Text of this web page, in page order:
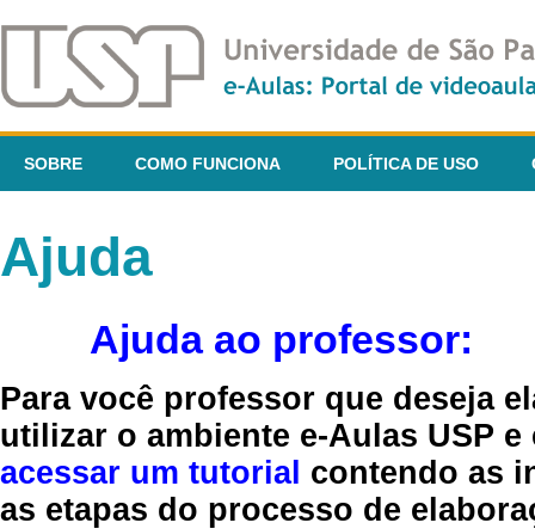
SOBRE COMO FUNCIONA POLÍTICA DE USO
Ajuda
Ajuda ao professor:
Para você professor que deseja
utilizar o ambiente e-Aulas USP
acessar um tutorial contendo as
as etapas do processo de